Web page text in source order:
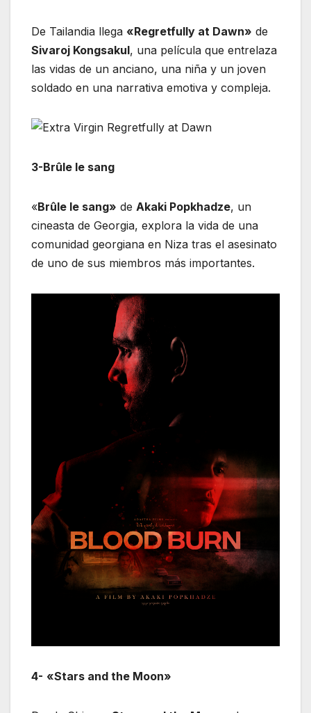
De Tailandia llega «Regretfully at Dawn» de
Sivaroj Kongsakul, una película que entrelaza
las vidas de un anciano, una niña y un joven
soldado en una narrativa emotiva y compleja.
3-Brûle le sang
«Brûle le sang» de Akaki Popkhadze, un
cineasta de Georgia, explora la vida de una
comunidad georgiana en Niza tras el asesinato
de uno de sus miembros más importantes.
4- «Stars and the Moon»